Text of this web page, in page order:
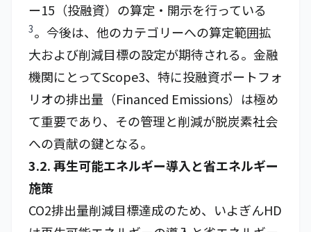
ー15（投融資）の算定・開示を行っている
3。今後は、他のカテゴリーへの算定範囲拡
大および削減目標の設定が期待される。金融
機関にとってScope3、特に投融資ポートフォ
リオの排出量（Financed Emissions）は極め
て重要であり、その管理と削減が脱炭素社会
への貢献の鍵となる。
3.2. 再生可能エネルギー導入と省エネルギー
施策
CO2排出量削減目標達成のため、いよぎんHD